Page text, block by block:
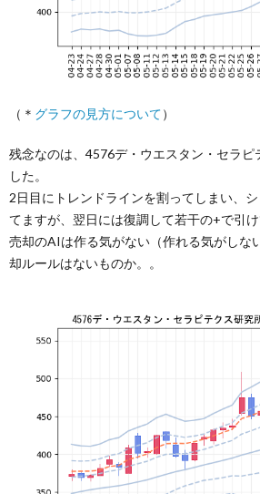
（＊ グラフの見方について）
残念なのは、4576デ・ウエスタン・セラピ
した。
2日目にトレンドラインを割ってしまい、
てますが、翌日には復調して若干の+で引け
売却のAIは作る気がない（作れる気がしな
却ルールはないものか。。